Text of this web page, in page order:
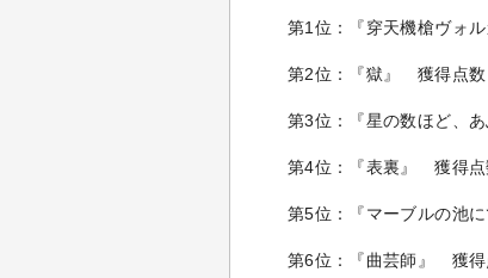
第1位：『穿天機槍ヴォ
第2位：『獄』 獲得点数
第3位：『星の数ほど、
第4位：『表裏』 獲得点
第5位：『マーブルの池
第6位：『曲芸師』 獲得